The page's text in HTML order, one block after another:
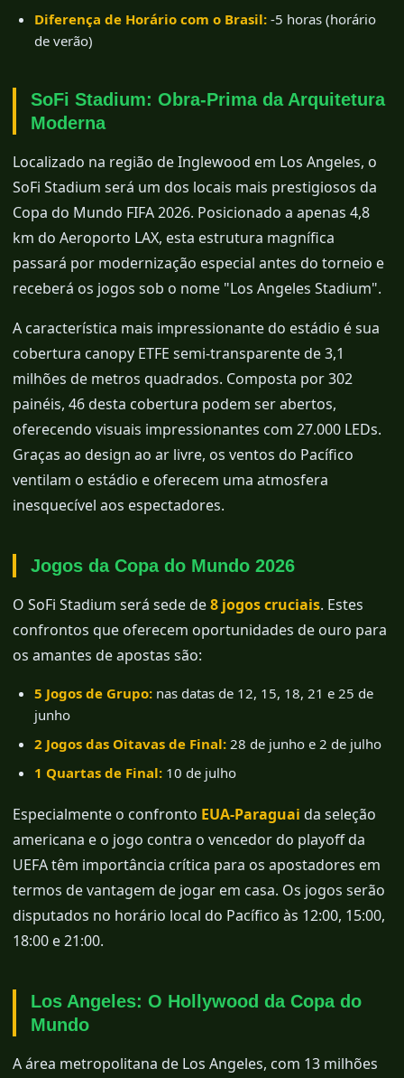
Diferença de Horário com o Brasil: -5 horas (horário
de verão)
SoFi Stadium: Obra-Prima da Arquitetura
Moderna
Localizado na região de Inglewood em Los Angeles, o
SoFi Stadium será um dos locais mais prestigiosos da
Copa do Mundo FIFA 2026. Posicionado a apenas 4,8
km do Aeroporto LAX, esta estrutura magnífica
passará por modernização especial antes do torneio e
receberá os jogos sob o nome "Los Angeles Stadium".
A característica mais impressionante do estádio é sua
cobertura canopy ETFE semi-transparente de 3,1
milhões de metros quadrados. Composta por 302
painéis, 46 desta cobertura podem ser abertos,
oferecendo visuais impressionantes com 27.000 LEDs.
Graças ao design ao ar livre, os ventos do Pacífico
ventilam o estádio e oferecem uma atmosfera
inesquecível aos espectadores.
Jogos da Copa do Mundo 2026
O SoFi Stadium será sede de8 jogos cruciais. Estes
confrontos que oferecem oportunidades de ouro para
os amantes de apostas são:
5 Jogos de Grupo: nas datas de 12, 15, 18, 21 e 25 de
junho
2 Jogos das Oitavas de Final: 28 de junho e 2 de julho
1 Quartas de Final: 10 de julho
Especialmente o confronto EUA-Paraguai da seleção
americana e o jogo contra o vencedor do playoff da
UEFA têm importância crítica para os apostadores em
termos de vantagem de jogar em casa. Os jogos serão
disputados no horário local do Pacífico às 12:00, 15:00,
18:00 e 21:00.
Los Angeles: O Hollywood da Copa do
Mundo
A área metropolitana de Los Angeles, com 13 milhões